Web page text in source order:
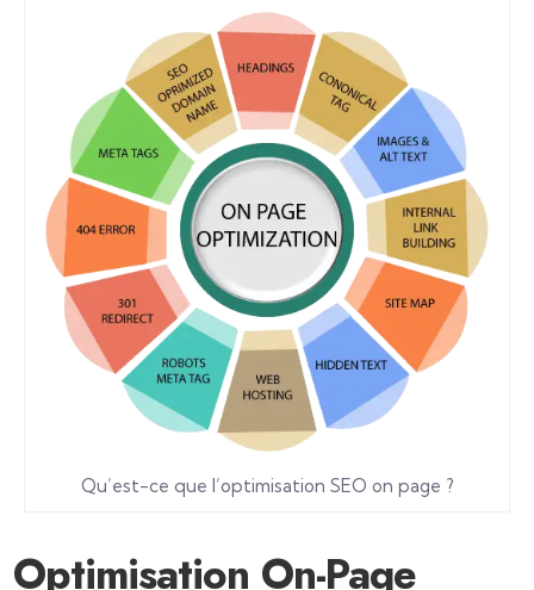
Qu’est-ce que l’optimisation SEO on page ?
Optimisation On-Page